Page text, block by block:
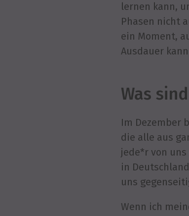
lernen kann,
Phasen nicht
ein Moment,
Ausdauer
Was
Im Dezember
die alle aus
jede*r von
in
uns
Wenn ich